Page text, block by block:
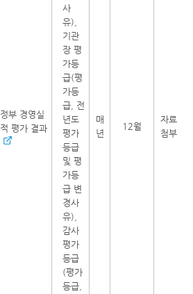
정부 경영실
적 평가 결과
사
유),
기관
장 평
가등
급(평
가등
급, 전
년도
평가
등급
및 평
가등
급 변
경사
유),
감사
평가
등급
(평가
등급,
매
년
12월
자료
첨부